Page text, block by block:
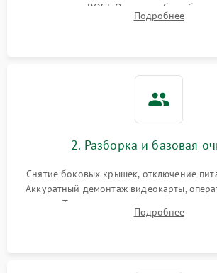
сигналов POST. Оценка работы блока
локализации базовых неисправностей без
Подробнее
2. Разборка и базовая
Снятие боковых крышек, отключение
Аккуратный демонтаж видеокарты,
кулеров. Тщательная очистка корпуса и
с помощью сжатого воздуха для
Подробнее